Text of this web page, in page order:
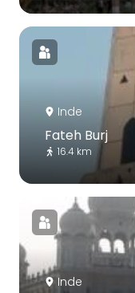
Inde
Fateh Burj
16.4 km
Inde